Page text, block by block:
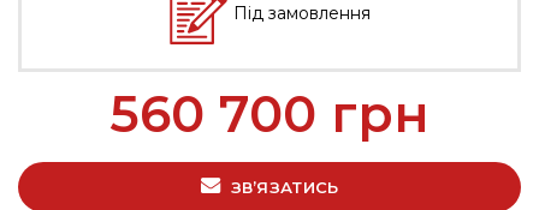
Під замовлення
560 700 грн
ЗВ’ЯЗАТИСЬ